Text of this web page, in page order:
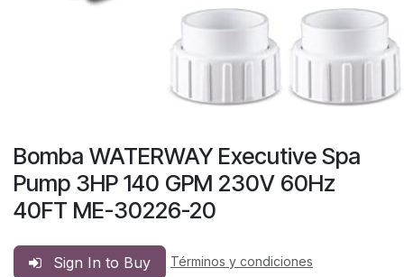
Bomba WATERWAY Executive Spa
Pump 3HP 140 GPM 230V 60Hz
40FT ME-30226-20
Sign In to Buy
Términos y condiciones